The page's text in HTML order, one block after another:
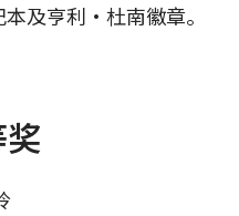
及亨利·杜南徽章。